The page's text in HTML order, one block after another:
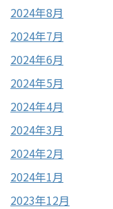
2024年8月
2024年7月
2024年6月
2024年5月
2024年4月
2024年3月
2024年2月
2024年1月
2023年12月